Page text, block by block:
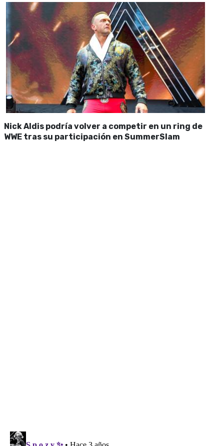
Nick Aldis podría volver a competir en un ring de
WWE tras su participación en SummerSlam